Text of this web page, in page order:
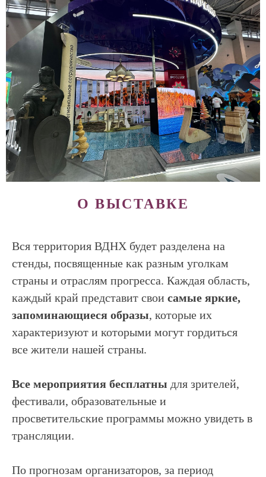
О ВЫСТАВКЕ
Вся территория ВДНХ будет разделена на
стенды, посвященные как разным уголкам
страны и отраслям прогресса. Каждая область,
каждый край представит свои самые яркие,
запоминающиеся образы, которые их
характеризуют и которыми могут гордиться
все жители нашей страны.
Все мероприятия бесплатны для зрителей,
фестивали, образовательные и
просветительские программы можно увидеть в
трансляции.
По прогнозам организаторов, за период